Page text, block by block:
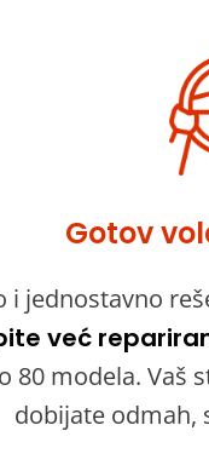
Gotov
i jednostavno
već
80 modela. Vaš
dobijate odmah,